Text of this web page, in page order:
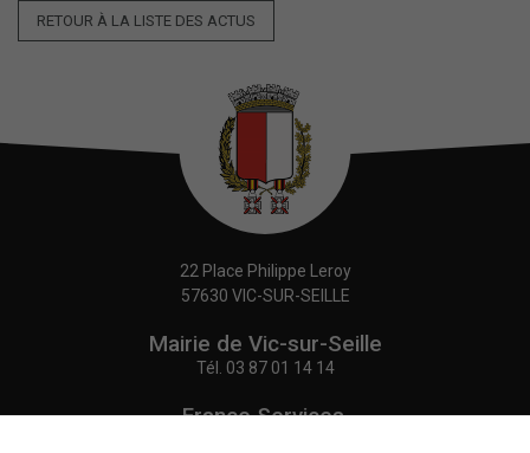
RETOUR À LA LISTE DES ACTUS
22 Place Philippe Leroy
57630 VIC-SUR-SEILLE
Mairie de Vic-sur-Seille
Tél. 03 87 01 14 14
France Services,
fonctionnement
de notre site
internet.
Afin de vous
proposer des
d'établir des
statistiques,
des cookies.